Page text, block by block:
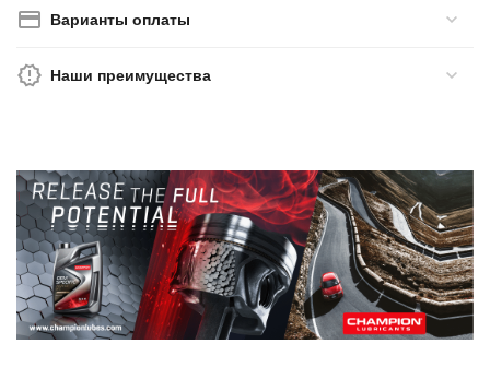
Варианты оплаты
Наши преимущества